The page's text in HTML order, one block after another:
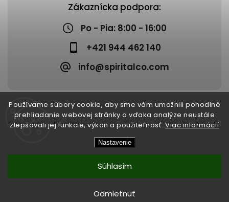
Používame súbory cookie, aby sme vám umožnili pohodlné
prehliadanie webovej stránky a vďaka analýze neustále
zlepšovali jej funkcie, výkon a použiteľnosť.Viac informácií
Nastavenie
Odmietnuť
Súhlasím
Zákaznícka podpora:
Po - Pia: 8:00 - 16:00
+421 944 462 140
info@spiritalco.com
Spiritalco. Všetky práva vyhradené.
Upraviť nastavenie cookies
Shoptet | Design